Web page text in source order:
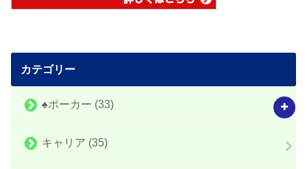
カテゴリー
♠️ポーカー (33)
キャリア (35)